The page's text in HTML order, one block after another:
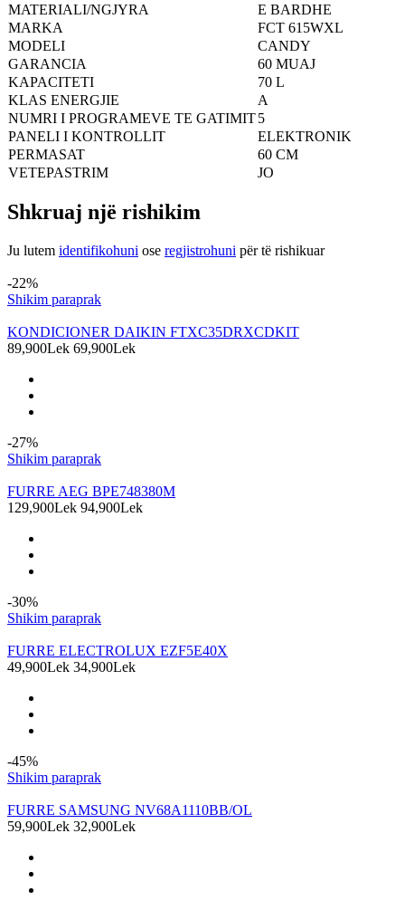
MATERIALI/NGJYRA
E BARDHE
MARKA
FCT 615WXL
MODELI
CANDY
GARANCIA
60 MUAJ
KAPACITETI
70 L
KLAS ENERGJIE
A
NUMRI I PROGRAMEVE TE GATIMIT5
PANELI I KONTROLLIT
ELEKTRONIK
PERMASAT
60 CM
VETEPASTRIM
JO
Shkruaj një rishikim
Ju lutem identifikohuni ose regjistrohuni për të rishikuar
-22%
Shikim paraprak
KONDICIONER DAIKIN FTXC35DRXCDKIT
89,900Lek 69,900Lek
-27%
Shikim paraprak
FURRE AEG BPE748380M
129,900Lek 94,900Lek
-30%
Shikim paraprak
FURRE ELECTROLUX EZF5E40X
49,900Lek 34,900Lek
-45%
Shikim paraprak
FURRE SAMSUNG NV68A1110BB/OL
59,900Lek 32,900Lek